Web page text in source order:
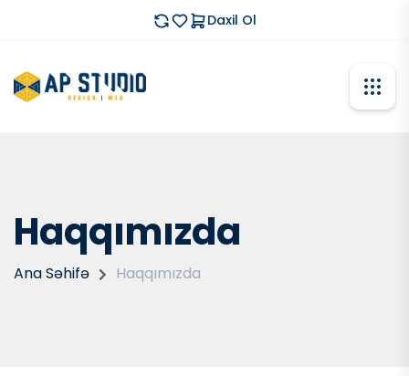
Daxil Ol
Haqqımızda
Ana Səhifə Haqqımızda